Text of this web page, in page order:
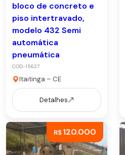
bloco de concreto e
piso intertravado,
modelo 432 Semi
automática
pneumática
COD-15627
Itaitinga – CE
Detalhes
R$120.000